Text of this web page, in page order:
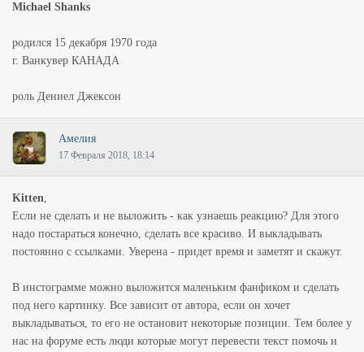
Michael Shanks
родился 15 декабря 1970 года
г. Ванкувер КАНАДА
роль Дениел Джексон
Амелия
17 Февраля 2018, 18:14
Kitten,
Если не сделать и не выложить - как узнаешь реакцию? Для этого
надо постараться конечно, сделать все красиво. И выкладывать
постоянно с ссылками. Уверена - придет время и заметят и скажут.
В инстограмме можно выложится маленьким фанфиком и сделать
под него картинку. Все зависит от автора, если он хочет
выкладываться, то его не остановит некоторые позиции. Тем более у
нас на форуме есть люди которые могут перевести текст помочь и